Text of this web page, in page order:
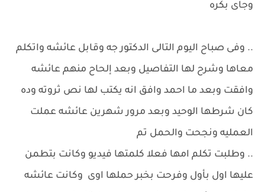
وجاى بكره
.. وفى صباح اليوم التالى الدكتور جه وقابل عائشه واتكلم
معاها وشرح لها التفاصيل وبعد إلحاح منهم عائشه
وافقت وبعد ما احمد وافق انه يكتب لها نص ثروته وده
كان شرطها الوحيد وبعد مرور شهرين عائشه عملت
العمليه ونجحت والحمل تم
.. وطلبت تكلم امها فعلا كلمتها فيديو وكانت بتطمن
عليها اول بأول وفرحت بخبر حملها اوى وكانت عائشه